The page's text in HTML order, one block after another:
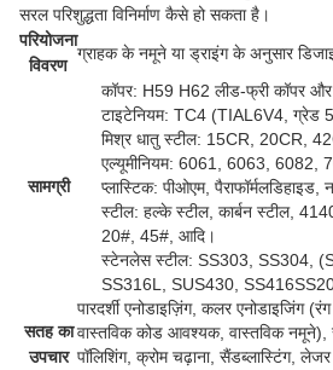
सरल परिशुद्धता विनिर्माण कैसे हो सकता है।
परियोजना
विवरण
ग्राहक के नमूने या ड्राइंग के अनुसार
सामग्री
कॉपर: H59 H62 लीड-फ्री कॉपर और
टाइटेनियम: TC4 (TIAL6V4, ग्रेड
मिश्र धातु स्टील: 15CR, 20CR,
एल्यूमीनियम: 6061, 6063, 6082,
प्लास्टिक: पीओएम, पैराफॉर्मलडिहाइड,
स्टील: हल्के स्टील, कार्बन स्टील,
20#, 45#, आदि।
स्टेनलेस स्टील: SS303, SS304,
SS316L, SUS430,
सतह का
उपचार
पारदर्शी एनोडाइज़िंग, कलर एनोडाइजिंग
वास्तविक कोड आवश्यक, वास्तविक नमूने),
पॉलिशिंग, क्रोम चढ़ाना, सैंडब्लास्टिंग,